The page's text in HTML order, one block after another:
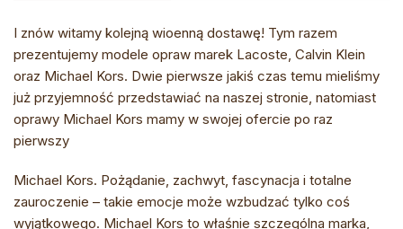
I znów witamy kolejną wioenną dostawę! Tym razem
prezentujemy modele opraw marek Lacoste, Calvin Klein
oraz Michael Kors. Dwie pierwsze jakiś czas temu mieliśmy
już przyjemność przedstawiać na naszej stronie, natomiast
oprawy Michael Kors mamy w swojej ofercie po raz
pierwszy
Michael Kors. Pożądanie, zachwyt, fascynacja i totalne
zauroczenie – takie emocje może wzbudzać tylko coś
wyjątkowego. Michael Kors to właśnie szczególna marka,